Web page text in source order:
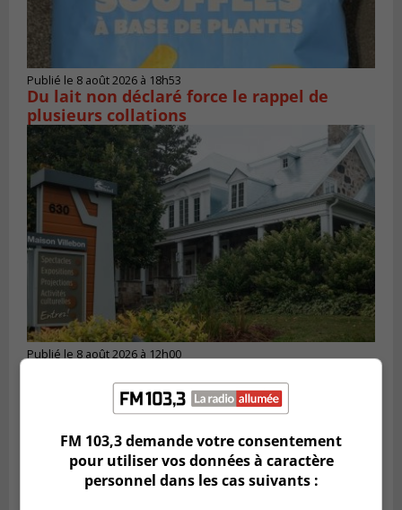
Publié le 8 août 2026 à 18h53
Du lait non déclaré force le rappel de
plusieurs collations
Publié le 8 août 2026 à 12h00
santé mentale
FM 103,3 demande votre consentement
pour utiliser vos données à caractère
personnel dans les cas suivants :